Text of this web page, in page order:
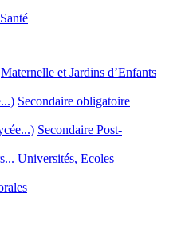
Maternelle et Jardins d’Enfants
Secondaire obligatoire
Secondaire Post-
Universités, Ecoles